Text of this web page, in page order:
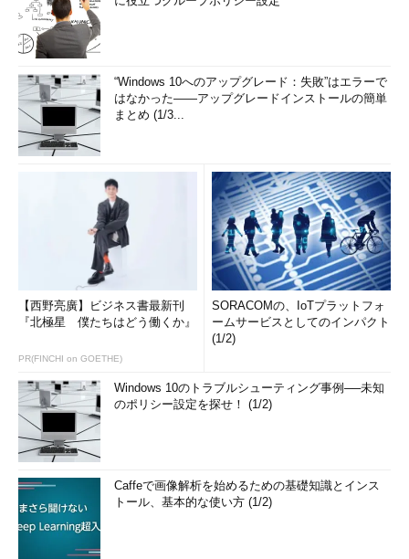
“Windows 10へのアップグレード：失敗”はエラーで
はなかった――アップグレードインストールの簡単
まとめ (1/3...
【西野亮廣】ビジネス書最新刊
『北極星 僕たちはどう働くか』
PR(FINCHI on GOETHE)
SORACOMの、IoTプラットフォ
ームサービスとしてのインパクト
(1/2)
Windows 10のトラブルシューティング事例──未知
のポリシー設定を探せ！ (1/2)
Caffeで画像解析を始めるための基礎知識とインス
トール、基本的な使い方 (1/2)